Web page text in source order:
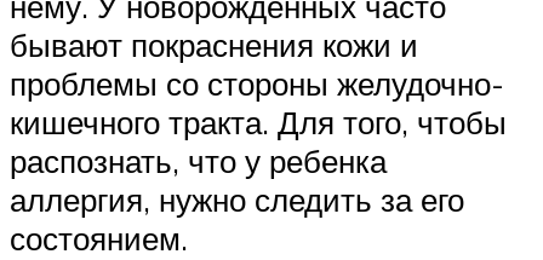
бывают покраснения кожи и
проблемы со стороны желудочно-
кишечного тракта. Для того, чтобы
распознать, что у ребенка
аллергия, нужно следить за его
состоянием.